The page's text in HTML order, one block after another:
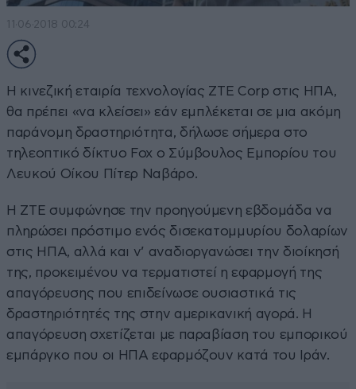
11·06·2018 00:24
Η κινεζική εταιρία τεχνολογίας ZTE Corp στις ΗΠΑ,
θα πρέπει «να κλείσει» εάν εμπλέκεται σε μια ακόμη
παράνομη δραστηριότητα, δήλωσε σήμερα στο
τηλεοπτικό δίκτυο Fox ο Σύμβουλος Εμπορίου του
Λευκού Οίκου Πίτερ Ναβάρο.
Η ZTE συμφώνησε την προηγούμενη εβδομάδα να
πληρώσει πρόστιμο ενός δισεκατομμυρίου δολαρίων
στις ΗΠΑ, αλλά και ν’ αναδιοργανώσει την διοίκησή
της, προκειμένου να τερματιστεί η εφαρμογή της
απαγόρευσης που επιδείνωσε ουσιαστικά τις
δραστηριότητές της στην αμερικανική αγορά. Η
απαγόρευση σχετίζεται με παραβίαση του εμπορικού
εμπάργκο που οι ΗΠΑ εφαρμόζουν κατά του Ιράν.